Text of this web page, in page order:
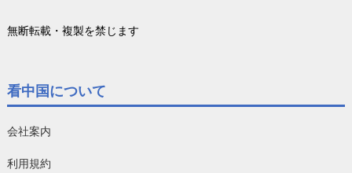
無断転載・複製を禁じます
看中国について
会社案内
利用規約